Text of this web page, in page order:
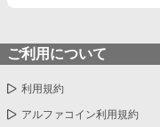
ご利用について
利用規約
アルファコイン利用規約